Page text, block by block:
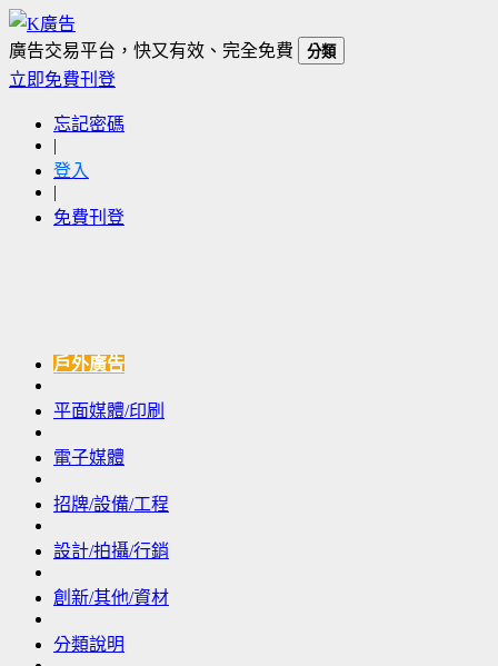
廣告交易平台，快又有效、完全免費 分類
立即免費刊登
忘記密碼
|
登入
|
免費刊登
戶外廣告
平面媒體/印刷
電子媒體
招牌/設備/工程
設計/拍攝/行銷
創新/其他/資材
分類說明